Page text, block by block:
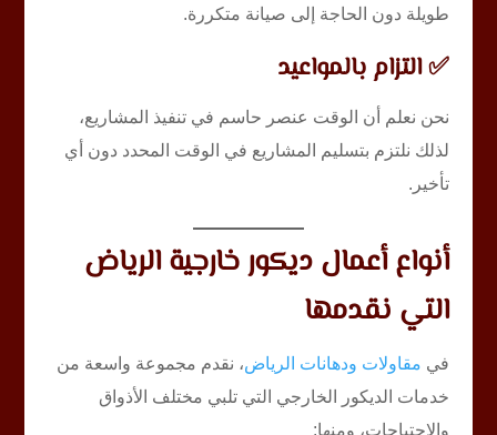
طويلة دون الحاجة إلى صيانة متكررة.
✅ التزام بالمواعيد
نحن نعلم أن الوقت عنصر حاسم في تنفيذ المشاريع،
لذلك نلتزم بتسليم المشاريع في الوقت المحدد دون أي
تأخير.
أنواع أعمال ديكور خارجية الرياض
التي نقدمها
في مقاولات ودهانات الرياض، نقدم مجموعة واسعة من
خدمات الديكور الخارجي التي تلبي مختلف الأذواق
والاحتياجات، ومنها: